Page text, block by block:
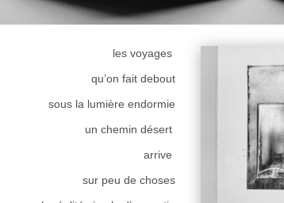
les voyages
qu’on fait debout
sous la lumière endormie
un chemin désert
arrive
sur peu de choses